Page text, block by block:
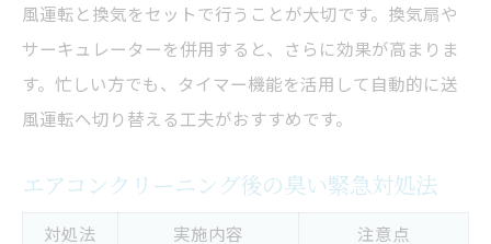
風運転と換気をセットで行うことが大切です。換気扇や
サーキュレーターを併用すると、さらに効果が高まりま
す。忙しい方でも、タイマー機能を活用して自動的に送
風運転へ切り替える工夫がおすすめです。
エアコンクリーニング後の臭い緊急対処法
対処法 実施内容
注意点